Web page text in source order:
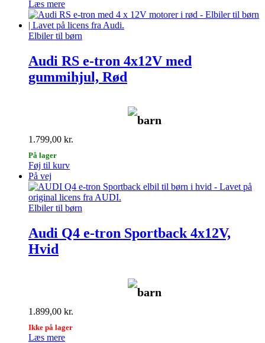
Læs mere
Elbiler til børn
Audi RS e-tron 4x12V med
gummihjul, Rød
barn
1.799,00 kr.
På lager
Føj til kurv
På vej
Elbiler til børn
Audi Q4 e-tron Sportback 4x12V,
Hvid
barn
1.899,00 kr.
Ikke på lager
Læs mere